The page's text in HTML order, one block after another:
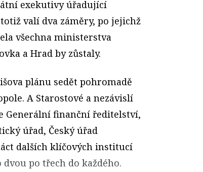
exekutivy úřadující
valí dva záměry, po jejichž
všechna ministerstva
a Hrad by zůstaly.
plánu sedět pohromadě
A Starostové a nezávislí
Generální finanční ředitelství,
úřad, Český úřad
dalších klíčových institucí
po třech do každého.